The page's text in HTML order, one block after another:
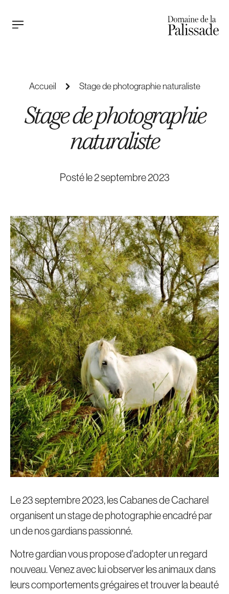
Accueil Stage de photographie naturaliste
Stage de photographie
naturaliste
Posté le 2 septembre 2023
Le 23 septembre 2023, les Cabanes de Cacharel
organisent un stage de photographie encadré par
un de nos gardians passionné.
Notre gardian vous propose d'adopter un regard
nouveau. Venez avec lui observer les animaux dans
leurs comportements grégaires et trouver la beauté